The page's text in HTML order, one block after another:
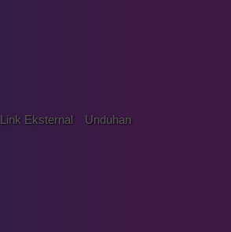
Link Eksternal Unduhan